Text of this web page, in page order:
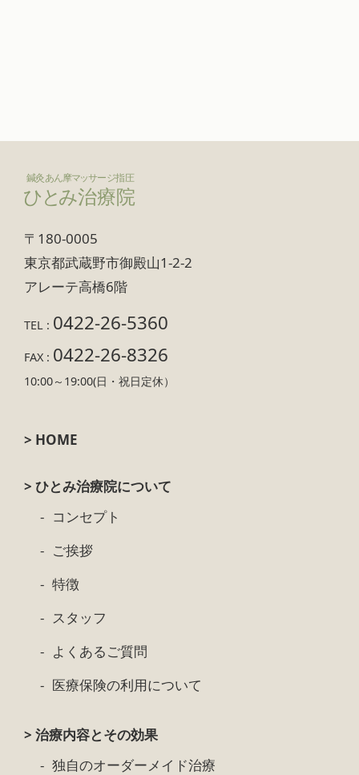
〒180-0005
東京都武蔵野市御殿山1-2-2
アレーテ高橋6階
TEL : 0422-26-5360
FAX : 0422-26-8326
10:00～19:00(日・祝日定休）
> HOME
> ひとみ治療院について
コンセプト
ご挨拶
特徴
スタッフ
よくあるご質問
医療保険の利用について
> 治療内容とその効果
独自のオーダーメイド治療